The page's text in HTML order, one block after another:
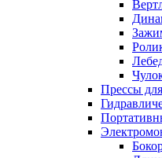
Прессы